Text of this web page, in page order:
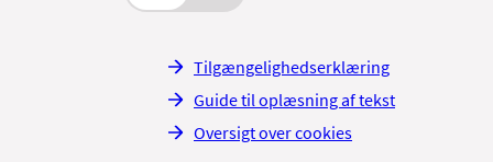
Tilgængelighedserklæring
Guide til oplæsning af tekst
Oversigt over cookies